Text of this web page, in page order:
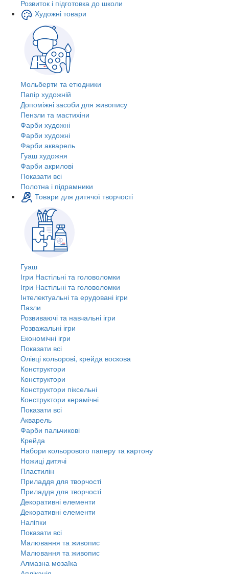
Розвиток і підготовка до школи
Художні товари
Мольберти та етюдники
Папір художній
Допоміжні засоби для живопису
Пензли та мастихіни
Фарби художні
Фарби художні
Фарби акварель
Гуаш художня
Фарби акрилові
Показати всі
Полотна і підрамники
Товари для дитячої творчості
Гуаш
Ігри Настільні та головоломки
Ігри Настільні та головоломки
Інтелектуальні та ерудовані ігри
Пазли
Розвиваючі та навчальні ігри
Розважальні ігри
Економічні ігри
Показати всі
Олівці кольорові, крейда воскова
Конструктори
Конструктори
Конструктори піксельні
Конструктори керамічні
Показати всі
Акварель
Фарби пальчикові
Крейда
Набори кольорового паперу та картону
Ножиці дитячі
Пластилін
Приладдя для творчості
Приладдя для творчості
Декоративні елементи
Декоративні елементи
Налiпки
Показати всі
Малювання та живопис
Малювання та живопис
Алмазна мозаїка